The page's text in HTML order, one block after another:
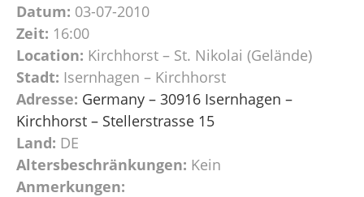
Datum: 03-07-2010
Zeit: 16:00
Location: Kirchhorst – St. Nikolai (Gelände)
Stadt: Isernhagen – Kirchhorst
Adresse: Germany – 30916 Isernhagen –
Kirchhorst – Stellerstrasse 15
Land: DE
Altersbeschränkungen: Kein
Anmerkungen: